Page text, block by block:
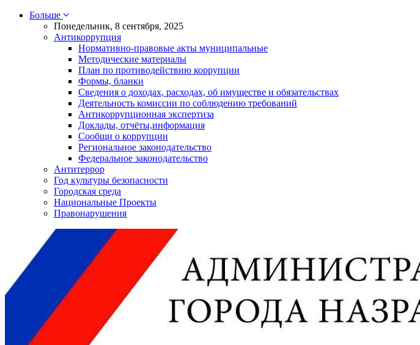
Больше
Понедельник, 8 сентября, 2025
Антикоррупция
Нормативно-правовые акты муниципальные
Методические материалы
План по противодействию коррупции
Формы, бланки
Сведения о доходах, расходах, об имуществе и обязательствах
Деятельность комиссии по соблюдению требований
Антикоррупционная экспертиза
Доклады, отчёты,информация
Сообщи о коррупции
Региональное законодательство
Федеральное законодательство
Антитеррор
Год культуры безопасности
Городская среда
Национальные Проекты
Правонарушения